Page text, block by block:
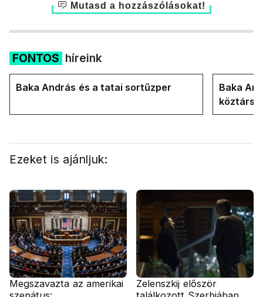
Mutasd a hozzászólásokat!
FONTOS híreink
Baka András és a tatai sortűzper
Baka
Ezeket is ajánljuk:
Megszavazta az amerikai
Zelenszkij először